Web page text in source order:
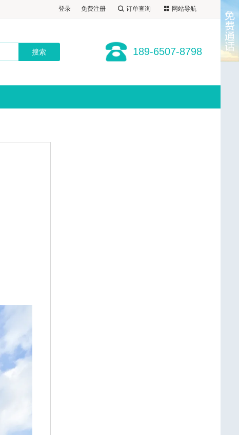
佳福建旅行社-预订电话:189-6507-8798
登录 免费注册 订单查询 网站导航
189-6507-8798